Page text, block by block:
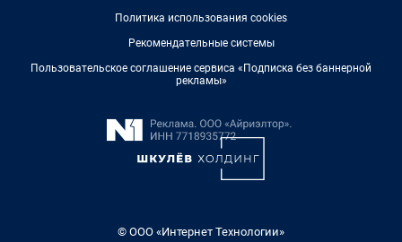
Политика использования cookies
Рекомендательные системы
Пользовательское соглашение сервиса «Подписка без баннерной
рекламы»
© ООО «Интернет Технологии»